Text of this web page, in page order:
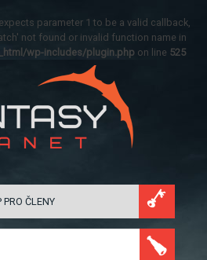
parameter 1 to be a valid callback,
not found or invalid function name in
wp-includes/plugin.php on line 525
PRO ČLENY